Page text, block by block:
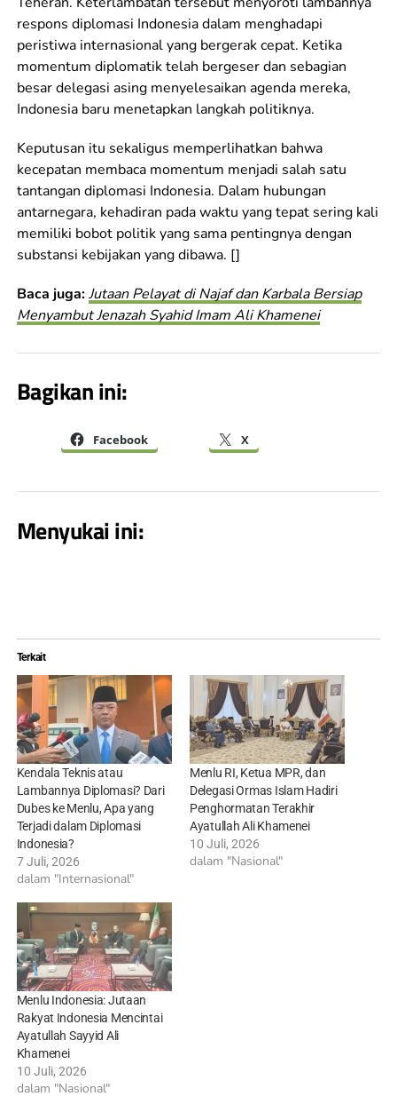
respons diplomasi Indonesia dalam menghadapi
peristiwa internasional yang bergerak cepat. Ketika
momentum diplomatik telah bergeser dan sebagian
besar delegasi asing menyelesaikan agenda mereka,
Indonesia baru menetapkan langkah politiknya.
Keputusan itu sekaligus memperlihatkan bahwa
kecepatan membaca momentum menjadi salah satu
tantangan diplomasi Indonesia. Dalam hubungan
antarnegara, kehadiran pada waktu yang tepat sering kali
memiliki bobot politik yang sama pentingnya dengan
substansi kebijakan yang dibawa. []
Baca juga:Jutaan Pelayat di Najaf dan Karbala Bersiap
Menyambut Jenazah Syahid Imam Ali Khamenei
Bagikan ini:
Facebook X
Menyukai ini:
Terkait
Kendala Teknis atau
Lambannya Diplomasi? Dari
Dubes ke Menlu, Apa yang
Terjadi dalam Diplomasi
Indonesia?
7 Juli, 2026
dalam "Internasional"
Menlu RI, Ketua MPR, dan
Delegasi Ormas Islam Hadiri
Penghormatan Terakhir
Ayatullah Ali Khamenei
10 Juli, 2026
dalam "Nasional"
Menlu Indonesia: Jutaan
Rakyat Indonesia Mencintai
Ayatullah Sayyid Ali
Khamenei
10 Juli, 2026
dalam "Nasional"